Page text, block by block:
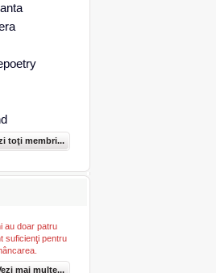
toţi membri...
au doar patru
suficienţi pentru
mai multe...